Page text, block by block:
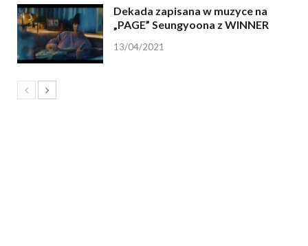
Dekada zapisana w muzyce na
„PAGE” Seungyoona z WINNER
13/04/2021